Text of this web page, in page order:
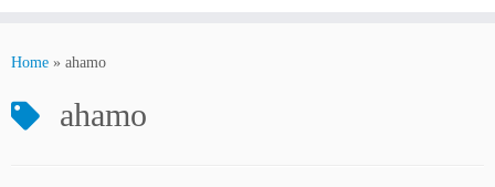
Home » ahamo
ahamo